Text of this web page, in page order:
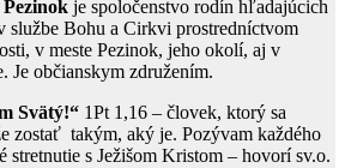
je spoločenstvo rodín hľadajúcich
službe Bohu a Cirkvi prostredníctvom
v meste Pezinok, jeho okolí, aj v
Je občianskym združením.
Svätý!“ 1Pt 1,16 – človek, ktorý sa
zostať takým, aký je. Pozývam každého
stretnutie s Ježišom Kristom – hovorí sv.o.